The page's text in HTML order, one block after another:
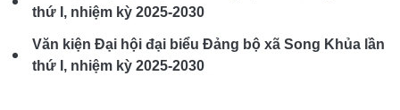
thứ I, nhiệm kỳ 2025-2030
Văn kiện Đại hội đại biểu Đảng bộ xã Song Khủa lần
thứ I, nhiệm kỳ 2025-2030